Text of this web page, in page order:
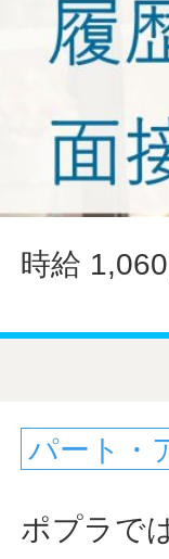
時給
パート・
ポプラで